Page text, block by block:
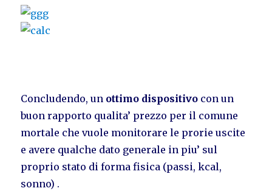
Concludendo, un ottimo dispositivo con un
buon rapporto qualita’ prezzo per il comune
mortale che vuole monitorare le prorie uscite
e avere qualche dato generale in piu’ sul
proprio stato di forma fisica (passi, kcal,
sonno) .